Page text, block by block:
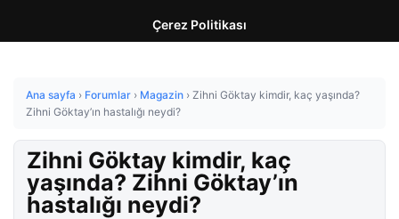
Çerez Politikası
Ana sayfa › Forumlar › Magazin › Zihni Göktay kimdir, kaç yaşında?
Zihni Göktay’ın hastalığı neydi?
Zihni Göktay kimdir, kaç
yaşında? Zihni Göktay’ın
hastalığı neydi?